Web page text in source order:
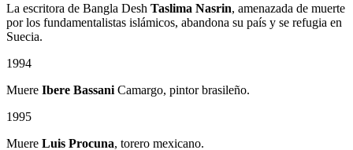
La escritora de Bangla Desh Taslima Nasrin, amenazada de muerte
por los fundamentalistas islámicos, abandona su país y se refugia en
Suecia.
1994
Muere Ibere Bassani Camargo, pintor brasileño.
1995
Muere Luis Procuna, torero mexicano.